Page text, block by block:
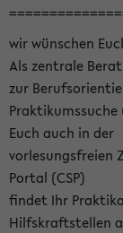
wir wünschen
Als zentrale
zur
Euch auch in der
vorlesungsfreien
Portal (CSP)
findet Ihr
Hilfskraftstellen